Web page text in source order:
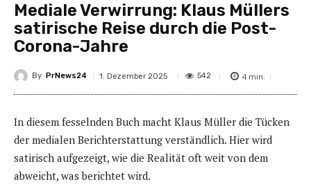
Mediale Verwirrung: Klaus Müllers
satirische Reise durch die Post-
Corona-Jahre
By PrNews24 1. Dezember 2025 542 4 min.
In diesem fesselnden Buch macht Klaus Müller die Tücken
der medialen Berichterstattung verständlich. Hier wird
satirisch aufgezeigt, wie die Realität oft weit von dem
abweicht, was berichtet wird.